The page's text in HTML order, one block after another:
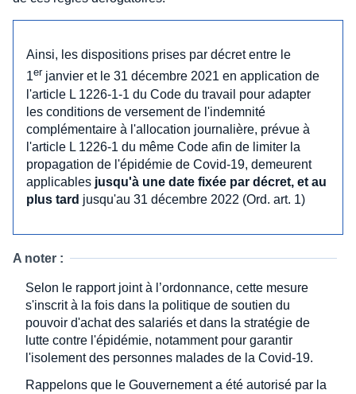
Ainsi, les dispositions prises par décret entre le
1er janvier et le 31 décembre 2021 en application de
l'article L 1226-1-1 du Code du travail pour adapter
les conditions de versement de l'indemnité
complémentaire à l'allocation journalière, prévue à
l'article L 1226-1 du même Code afin de limiter la
propagation de l'épidémie de Covid-19, demeurent
applicables jusqu'à une date fixée par décret, et au
plus tard jusqu'au 31 décembre 2022 (Ord. art. 1)
A noter :
Selon le rapport joint à l’ordonnance, cette mesure
s'inscrit à la fois dans la politique de soutien du
pouvoir d'achat des salariés et dans la stratégie de
lutte contre l'épidémie, notamment pour garantir
l'isolement des personnes malades de la Covid-19.
Rappelons que le Gouvernement a été autorisé par la